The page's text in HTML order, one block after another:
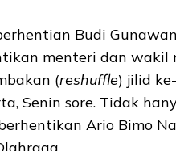
Budi
menteri dan wakil
(reshuffle) jilid
Senin sore. Tidak
Ario Bimo